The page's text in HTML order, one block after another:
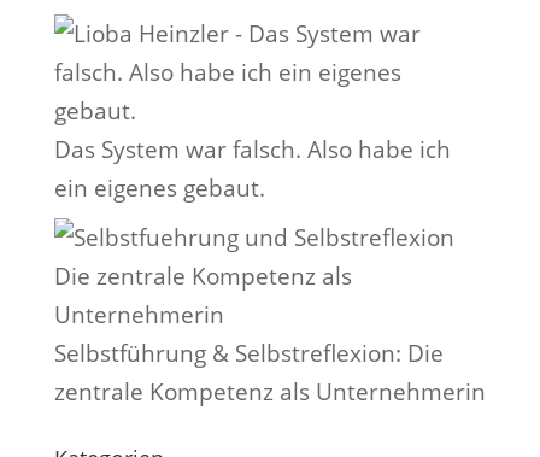
Das System war falsch. Also habe ich
ein eigenes gebaut.
Selbstführung & Selbstreflexion: Die
zentrale Kompetenz als Unternehmerin